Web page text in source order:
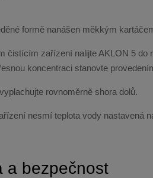
formě nanášen měkkým
čistícím zařízení nalijte AKLON 5
koncentraci stanovte
rovnoměrně shora dolů.
nesmí teplota vody nastavená
a bezpečnost